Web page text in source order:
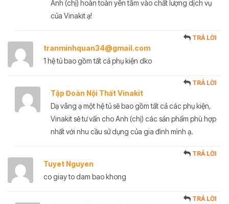
Anh (chị) hoàn toàn yên tâm vào chất lượng dịch vụ
của Vinakit ạ!
tranminhquan34@gmail.com
TRẢ LỜI
1 hệ tủ bao gồm tất cả phụ kiện dko
Tập Đoàn Nội Thất Vinakit
TRẢ LỜI
Dạ vâng ạ một hệ tủ sẽ bao gồm tất cả các phụ kiện,
Vinakit sẽ tư vấn cho Anh (chị) các sản phẩm phù hợp
nhất với nhu cầu sử dụng của gia đình mình ạ.
Tuyet Nguyen
TRẢ LỜI
co giay to dam bao khong
TRẢ LỜI